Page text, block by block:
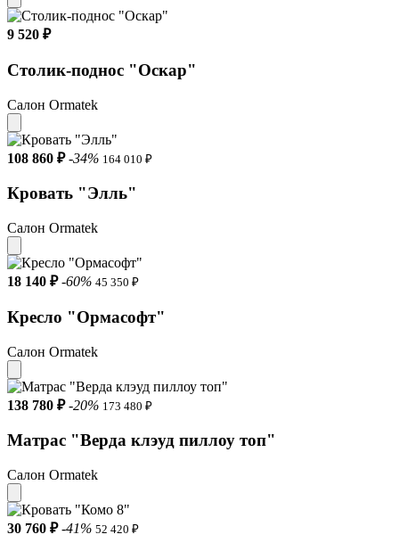
9 520 ₽
Столик-поднос "Оскар"
Салон Ormatek
108 860 ₽ -34% 164 010 ₽
Кровать "Элль"
Салон Ormatek
18 140 ₽ -60% 45 350 ₽
Кресло "Ормасофт"
Салон Ormatek
138 780 ₽ -20% 173 480 ₽
Матрас "Верда клэуд пиллоу топ"
Салон Ormatek
30 760 ₽ -41% 52 420 ₽